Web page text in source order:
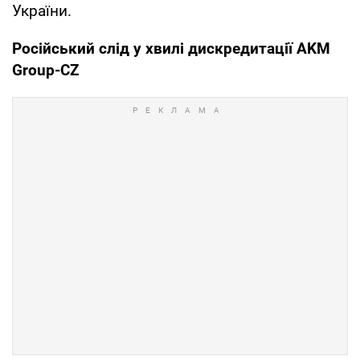
України.
Російський слід у хвилі дискредитації AKM
Group-CZ